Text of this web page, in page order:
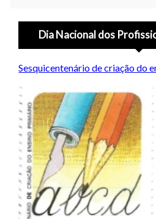
Dia Nacional dos
Sesquicentenário de criação do